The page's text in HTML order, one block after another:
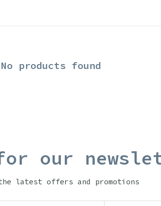
No products found
our
latest offers and promotions